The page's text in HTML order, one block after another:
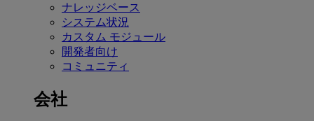
ナレッジベース
システム状況
カスタム モジュール
開発者向け
コミュニティ
会社